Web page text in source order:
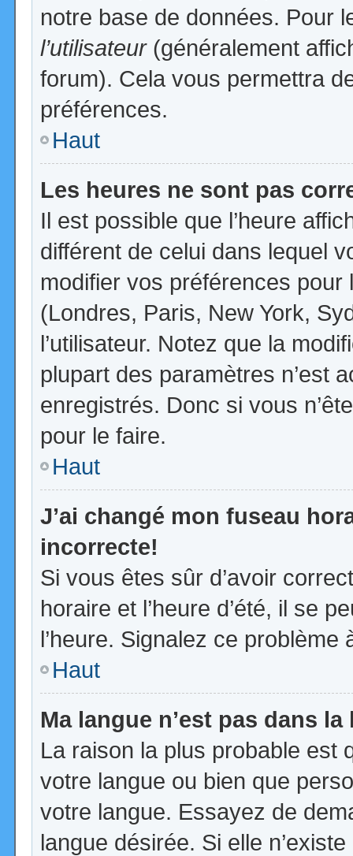
notre base de données. Pour
l’utilisateur(généralement
forum). Cela vous permettra
préférences.
Haut
Les heures ne sont pas
Il est possible que l’heure
différent de celui dans lequel
modifier vos préférences
(Londres, Paris, New York,
l’utilisateur. Notez que la
plupart des paramètres n’est
enregistrés. Donc si vous
pour le faire.
Haut
J’ai changé mon fuseau
incorrecte!
Si vous êtes sûr d’avoir
horaire et l’heure d’été, il se
l’heure. Signalez ce problème
Haut
Ma langue n’est pas dans la
La raison la plus probable est
votre langue ou bien que
votre langue. Essayez de
langue désirée. Si elle